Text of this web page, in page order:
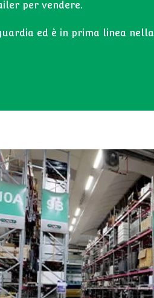
per vendere.
ed è in prima linea nella